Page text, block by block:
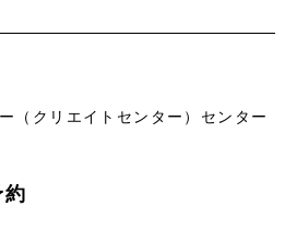
（クリエイトセンター）センター
約